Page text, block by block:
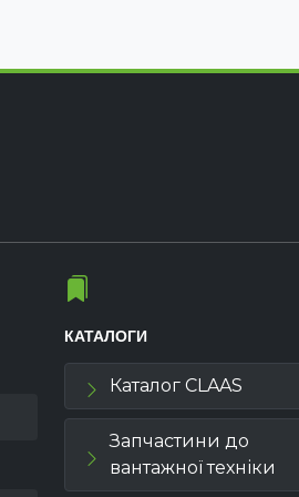
КАТАЛОГИ
Каталог CLAAS
Запчастини до
вантажної техніки